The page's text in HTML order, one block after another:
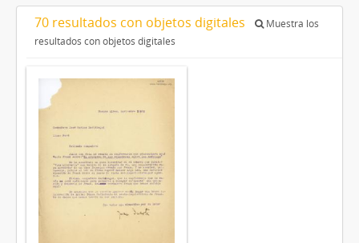
70 resultados con objetos digitales
Muestra los
resultados con objetos digitales